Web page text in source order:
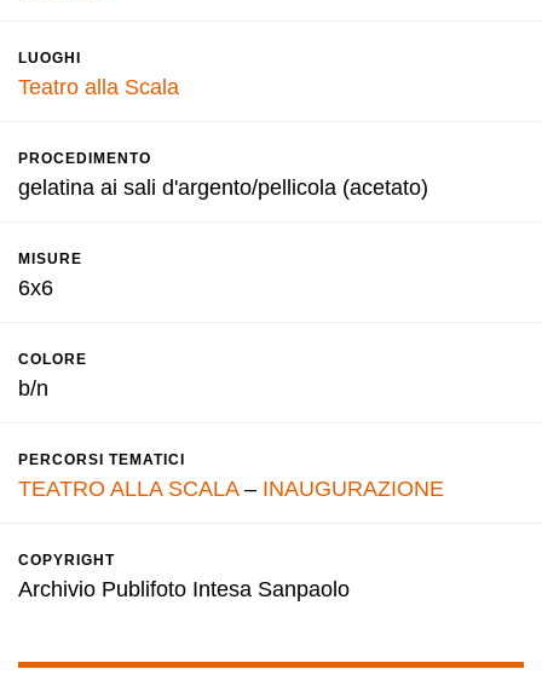
LUOGHI
Teatro alla Scala
PROCEDIMENTO
gelatina ai sali d'argento/pellicola (acetato)
MISURE
6x6
COLORE
b/n
PERCORSI TEMATICI
TEATRO ALLA SCALA– INAUGURAZIONE
COPYRIGHT
Archivio Publifoto Intesa Sanpaolo